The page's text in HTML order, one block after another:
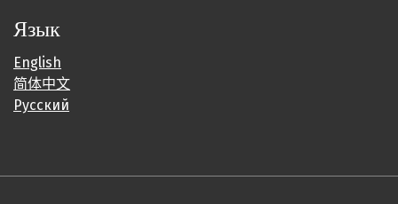
Язык
English
简体中文
Русский